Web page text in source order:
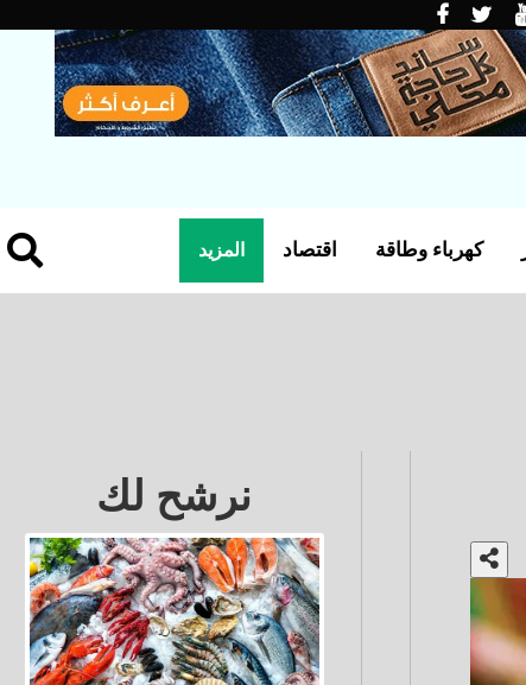
المزيد اقتصاد كهرباء وطاقة
نرشح لك